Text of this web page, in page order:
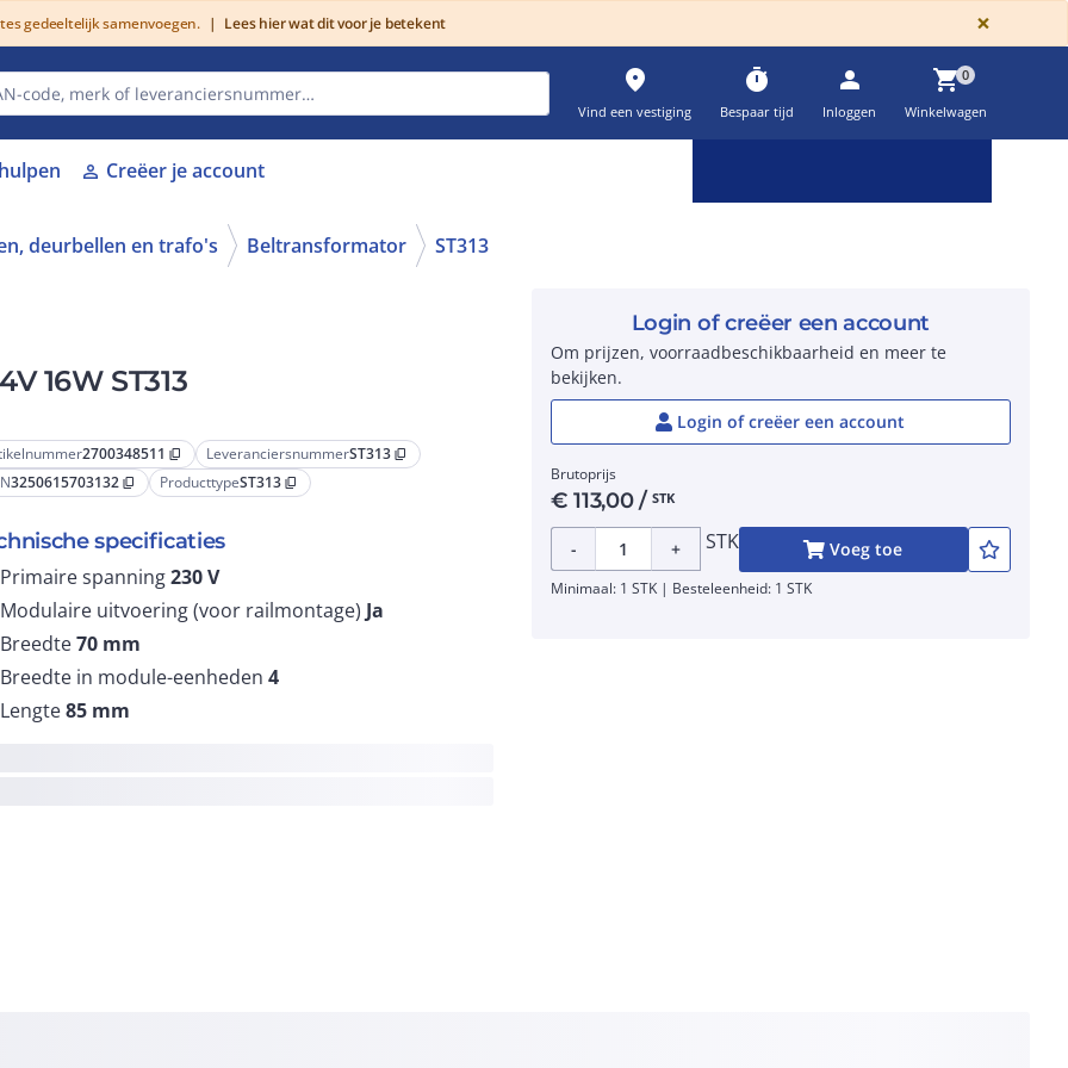
gedeeltelijk samenvoegen. | Lees hier wat dit voor je betekent ×
place
Vind een vestiging
timer
Bespaar tijd
person
Inloggen
shopping_cart0
Winkelwagen
person Creëer je account
deurbellen en trafo's Beltransformator ST313
16W ST313
2700348511 content_copy LeveranciersnummerST313 content_copy
3250615703132 content_copy ProducttypeST313 content_copy
specificaties
Primaire spanning230V
Modulaire uitvoering (voor railmontage) Ja
Breedte70 mm
Breedte in module-eenheden 4
Lengte85 mm
Login of creëer een account
Om prijzen, voorraadbeschikbaarheid en meer te
bekijken.
Login of creëer een account
Brutoprijs
€113,00/ STK
- + STK Voeg toe
Minimaal: 1 STK | Besteleenheid: 1 STK